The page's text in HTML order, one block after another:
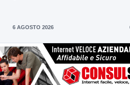
6 AGOSTO 2026